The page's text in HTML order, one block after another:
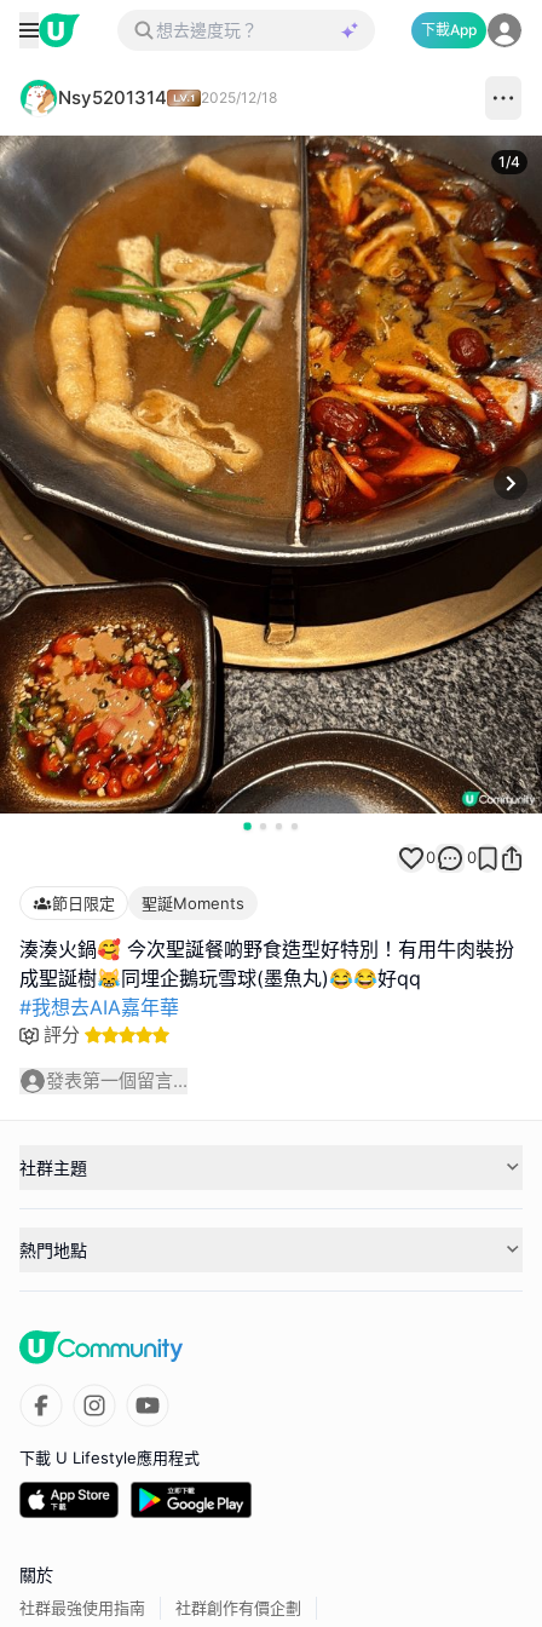
下載App
Nsy5201314 2025/12/18
1/4
0 0
節日限定 聖誕Moments
湊湊火鍋🥰 今次聖誕餐啲野食造型好特別！有用牛肉裝扮
#我想去AIA嘉年華
評分
發表第一個留言...
社群主題
熱門地點
下載 U Lifestyle應用程式
關於
社群最強使用指南 社群創作有價企劃